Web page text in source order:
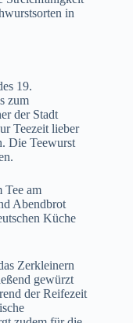
in
19.
zum
der Stadt
Teezeit lieber
Die Teewurst
Tee am
Abendbrot
Küche
Zerkleinern
gewürzt
der Reifezeit